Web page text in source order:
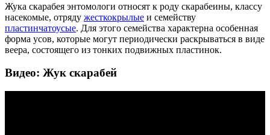
Жука скарабея энтомологи относят к роду скарабеины, классу
насекомые, отряду жесткокрылые и семейству
пластинчатоусые. Для этого семейства характерна особенная
форма усов, которые могут периодически раскрываться в виде
веера, состоящего из тонких подвижных пластинок.
Видео: Жук скарабей